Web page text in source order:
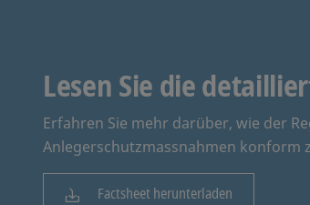
Lesen Sie die
Erfahren Sie mehr darüber, wie der
Anlegerschutzmassnahmen konform
Factsheet herunterladen